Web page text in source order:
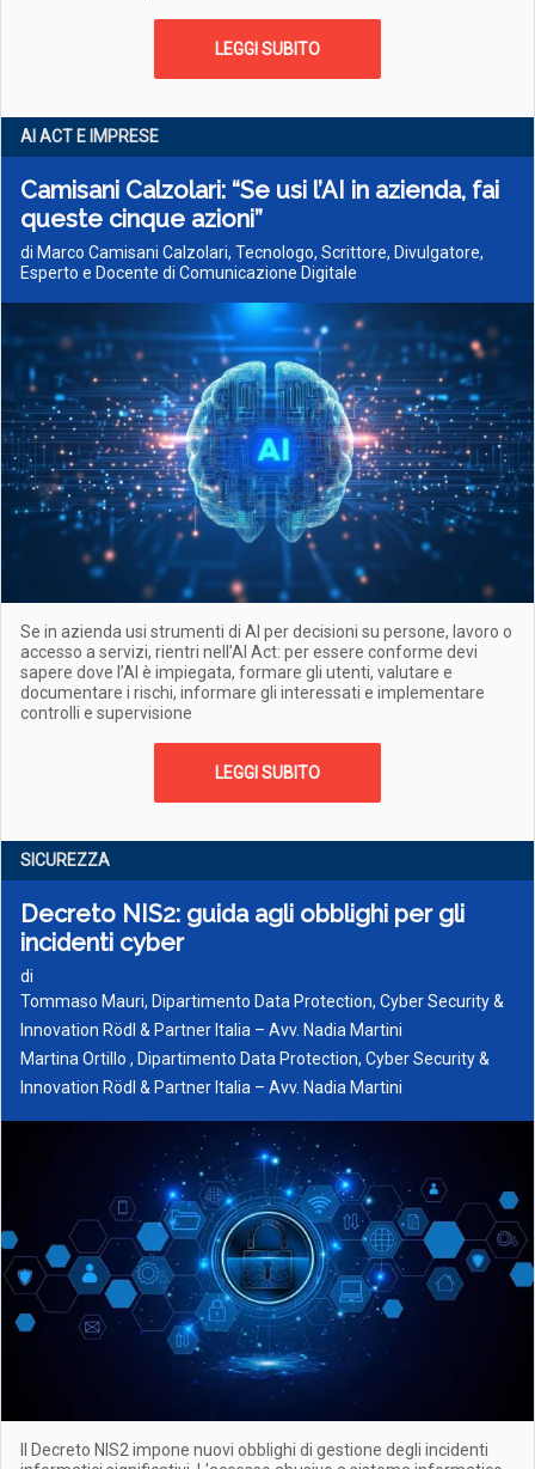
LEGGI SUBITO
AI ACT E IMPRESE
Camisani Calzolari: “Se usi l’AI in azienda, fai
queste cinque azioni”
di Marco Camisani Calzolari, Tecnologo, Scrittore, Divulgatore,
Esperto e Docente di Comunicazione Digitale
Se in azienda usi strumenti di AI per decisioni su persone, lavoro o
accesso a servizi, rientri nell’AI Act: per essere conforme devi
sapere dove l’AI è impiegata, formare gli utenti, valutare e
documentare i rischi, informare gli interessati e implementare
controlli e supervisione
LEGGI SUBITO
SICUREZZA
Decreto NIS2: guida agli obblighi per gli
incidenti cyber
di
Tommaso Mauri, Dipartimento Data Protection, Cyber Security &
Innovation Rödl & Partner Italia – Avv. Nadia Martini
Martina Ortillo , Dipartimento Data Protection, Cyber Security &
Innovation Rödl & Partner Italia – Avv. Nadia Martini
Il Decreto NIS2 impone nuovi obblighi di gestione degli incidenti